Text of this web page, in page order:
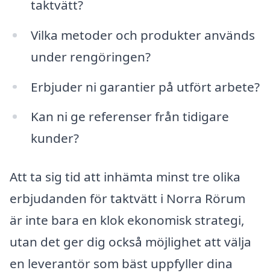
taktvätt?
Vilka metoder och produkter används
under rengöringen?
Erbjuder ni garantier på utfört arbete?
Kan ni ge referenser från tidigare
kunder?
Att ta sig tid att inhämta minst tre olika
erbjudanden för taktvätt i Norra Rörum
är inte bara en klok ekonomisk strategi,
utan det ger dig också möjlighet att välja
en leverantör som bäst uppfyller dina